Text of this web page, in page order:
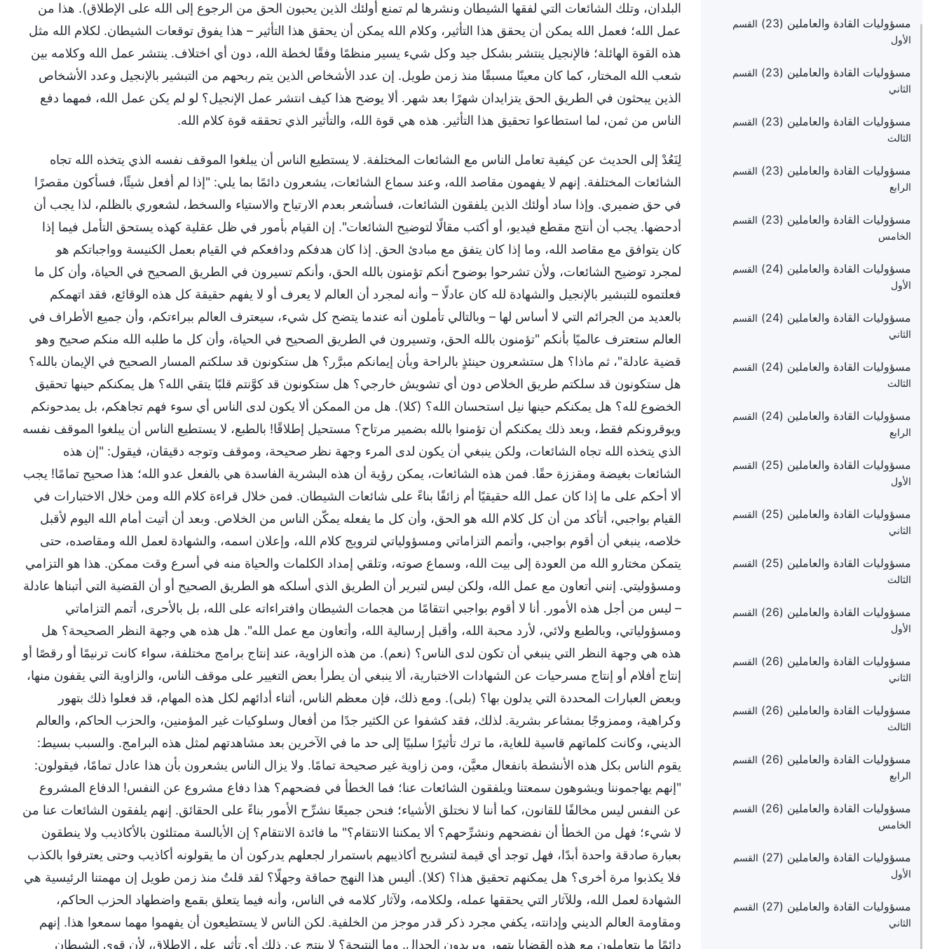
مسؤوليات القادة والعاملين (23)
القسم
الأول
مسؤوليات القادة والعاملين (23)
القسم
الثاني
مسؤوليات القادة والعاملين (23)
القسم
الثالث
مسؤوليات القادة والعاملين (23)
القسم
الرابع
مسؤوليات القادة والعاملين (23)
القسم
الخامس
مسؤوليات القادة والعاملين (24)
القسم
الأول
مسؤوليات القادة والعاملين (24)
القسم
الثاني
مسؤوليات القادة والعاملين (24)
القسم
الثالث
مسؤوليات القادة والعاملين (24)
القسم
الرابع
مسؤوليات القادة والعاملين (25)
القسم
الأول
مسؤوليات القادة والعاملين (25)
القسم
الثاني
مسؤوليات القادة والعاملين (25)
القسم
الثالث
مسؤوليات القادة والعاملين (26)
القسم
الأول
مسؤوليات القادة والعاملين (26)
القسم
الثاني
مسؤوليات القادة والعاملين (26)
القسم
الثالث
مسؤوليات القادة والعاملين (26)
القسم
الرابع
مسؤوليات القادة والعاملين (26)
القسم
الخامس
مسؤوليات القادة والعاملين (27)
القسم
الأول
مسؤوليات القادة والعاملين (27)
القسم
الثاني
البلدان، وتلك الشائعات التي لفقها الشيطان ونشرها لم تمنع أولئك الذين يحبون الحق من الرجوع إلى الله على الإطلاق). هذا من
عمل الله؛ فعمل الله يمكن أن يحقق هذا التأثير، وكلام الله يمكن أن يحقق هذا التأثير – هذا يفوق توقعات الشيطان. لكلام الله مثل
هذه القوة الهائلة؛ فالإنجيل ينتشر بشكل جيد وكل شيء يسير منظمًا وفقًا لخطة الله، دون أي اختلاف. ينتشر عمل الله وكلامه بين
شعب الله المختار، كما كان معينًا مسبقًا منذ زمن طويل. إن عدد الأشخاص الذين يتم ربحهم من التبشير بالإنجيل وعدد الأشخاص
الذين يبحثون في الطريق الحق يتزايدان شهرًا بعد شهر. ألا يوضح هذا كيف انتشر عمل الإنجيل؟ لو لم يكن عمل الله، فمهما دفع
الناس من ثمن، لما استطاعوا تحقيق هذا التأثير. هذه هي قوة الله، والتأثير الذي تحققه قوة كلام الله.
لِنَعُدْ إلى الحديث عن كيفية تعامل الناس مع الشائعات المختلفة. لا يستطيع الناس أن يبلغوا الموقف نفسه الذي يتخذه الله تجاه
الشائعات المختلفة. إنهم لا يفهمون مقاصد الله، وعند سماع الشائعات، يشعرون دائمًا بما يلي: "إذا لم أفعل شيئًا، فسأكون مقصرًا
في حق ضميري. وإذا ساد أولئك الذين يلفقون الشائعات، فسأشعر بعدم الارتياح والاستياء والسخط، لشعوري بالظلم، لذا يجب أن
أدحضها. يجب أن أنتج مقطع فيديو، أو أكتب مقالًا لتوضيح الشائعات". إن القيام بأمور في ظل عقلية كهذه يستحق التأمل فيما إذا
كان يتوافق مع مقاصد الله، وما إذا كان يتفق مع مبادئ الحق. إذا كان هدفكم ودافعكم في القيام بعمل الكنيسة وواجباتكم هو
لمجرد توضيح الشائعات، ولأن تشرحوا بوضوح أنكم تؤمنون بالله الحق، وأنكم تسيرون في الطريق الصحيح في الحياة، وأن كل ما
فعلتموه للتبشير بالإنجيل والشهادة لله كان عادلًا – وأنه لمجرد أن العالم لا يعرف أو لا يفهم حقيقة كل هذه الوقائع، فقد اتهمكم
بالعديد من الجرائم التي لا أساس لها – وبالتالي تأملون أنه عندما يتضح كل شيء، سيعترف العالم ببراءتكم، وأن جميع الأطراف في
العالم ستعترف عالميًا بأنكم "تؤمنون بالله الحق، وتسيرون في الطريق الصحيح في الحياة، وأن كل ما طلبه الله منكم صحيح وهو
قضية عادلة"، ثم ماذا؟ هل ستشعرون حينئذٍ بالراحة وبأن إيمانكم مبرَّر؟ هل ستكونون قد سلكتم المسار الصحيح في الإيمان بالله؟
هل ستكونون قد سلكتم طريق الخلاص دون أي تشويش خارجي؟ هل ستكونون قد كوَّنتم قلبًا يتقي الله؟ هل يمكنكم حينها تحقيق
الخضوع لله؟ هل يمكنكم حينها نيل استحسان الله؟ (كلا). هل من الممكن ألا يكون لدى الناس أي سوء فهم تجاهكم، بل يمدحونكم
ويوقرونكم فقط، وبعد ذلك يمكنكم أن تؤمنوا بالله بضمير مرتاح؟ مستحيل إطلاقًا! بالطبع، لا يستطيع الناس أن يبلغوا الموقف نفسه
الذي يتخذه الله تجاه الشائعات، ولكن ينبغي أن يكون لدى المرء وجهة نظر صحيحة، وموقف وتوجه دقيقان، فيقول: "إن هذه
الشائعات بغيضة ومقززة حقًا. فمن هذه الشائعات، يمكن رؤية أن هذه البشرية الفاسدة هي بالفعل عدو الله؛ هذا صحيح تمامًا! يجب
ألا أحكم على ما إذا كان عمل الله حقيقيًا أم زائفًا بناءً على شائعات الشيطان. فمن خلال قراءة كلام الله ومن خلال الاختبارات في
القيام بواجبي، أتأكد من أن كل كلام الله هو الحق، وأن كل ما يفعله يمكّن الناس من الخلاص. وبعد أن أتيت أمام الله اليوم لأقبل
خلاصه، ينبغي أن أقوم بواجبي، وأتمم التزاماتي ومسؤولياتي لترويج كلام الله، وإعلان اسمه، والشهادة لعمل الله ومقاصده، حتى
يتمكن مختارو الله من العودة إلى بيت الله، وسماع صوته، وتلقي إمداد الكلمات والحياة منه في أسرع وقت ممكن. هذا هو التزامي
ومسؤوليتي. إنني أتعاون مع عمل الله، ولكن ليس لتبرير أن الطريق الذي أسلكه هو الطريق الصحيح أو أن القضية التي أتبناها عادلة
– ليس من أجل هذه الأمور. أنا لا أقوم بواجبي انتقامًا من هجمات الشيطان وافتراءاته على الله، بل بالأحرى، أتمم التزاماتي
ومسؤولياتي، وبالطبع ولائي، لأرد محبة الله، وأقبل إرسالية الله، وأتعاون مع عمل الله". هل هذه هي وجهة النظر الصحيحة؟ هل
هذه هي وجهة النظر التي ينبغي أن تكون لدى الناس؟ (نعم). من هذه الزاوية، عند إنتاج برامج مختلفة، سواء كانت ترنيمًا أو رقصًا أو
إنتاج أفلام أو إنتاج مسرحيات عن الشهادات الاختبارية، ألا ينبغي أن يطرأ بعض التغيير على موقف الناس، والزاوية التي يقفون منها،
وبعض العبارات المحددة التي يدلون بها؟ (بلى). ومع ذلك، فإن معظم الناس، أثناء أدائهم لكل هذه المهام، قد فعلوا ذلك بتهور
وكراهية، وممزوجًا بمشاعر بشرية. لذلك، فقد كشفوا عن الكثير جدًا من أفعال وسلوكيات غير المؤمنين، والحزب الحاكم، والعالم
الديني، وكانت كلماتهم قاسية للغاية، ما ترك تأثيرًا سلبيًا إلى حد ما في الآخرين بعد مشاهدتهم لمثل هذه البرامج. والسبب بسيط:
يقوم الناس بكل هذه الأنشطة بانفعال معيَّن، ومن زاوية غير صحيحة تمامًا. ولا يزال الناس يشعرون بأن هذا عادل تمامًا، فيقولون:
"إنهم يهاجموننا ويشوهون سمعتنا ويلفقون الشائعات عنا؛ فما الخطأ في فضحهم؟ هذا دفاع مشروع عن النفس! الدفاع المشروع
عن النفس ليس مخالفًا للقانون، كما أننا لا نختلق الأشياء؛ فنحن جميعًا نشرِّح الأمور بناءً على الحقائق. إنهم يلفقون الشائعات عنا من
لا شيء؛ فهل من الخطأ أن نفضحهم ونشرِّحهم؟ ألا يمكننا الانتقام؟" ما فائدة الانتقام؟ إن الأبالسة ممتلئون بالأكاذيب ولا ينطقون
بعبارة صادقة واحدة أبدًا، فهل توجد أي قيمة لتشريح أكاذيبهم باستمرار لجعلهم يدركون أن ما يقولونه أكاذيب وحتى يعترفوا بالكذب
فلا يكذبوا مرة أخرى؟ هل يمكنهم تحقيق هذا؟ (كلا). أليس هذا النهج حماقة وجهلًا؟ لقد قلتُ منذ زمن طويل إن مهمتنا الرئيسية هي
الشهادة لعمل الله، وللآثار التي يحققها عمله، ولكلامه، ولآثار كلامه في الناس، وأنه فيما يتعلق بقمع واضطهاد الحزب الحاكم،
ومقاومة العالم الديني وإدانته، يكفي مجرد ذكر قدر موجز من الخلفية. لكن الناس لا يستطيعون أن يفهموا مهما سمعوا هذا. إنهم
دائمًا ما يتعاملون مع هذه القضايا بتهور ويريدون الجدال. وما النتيجة؟ لا ينتج عن ذلك أي تأثير على الإطلاق، لأن قوى الشيطان